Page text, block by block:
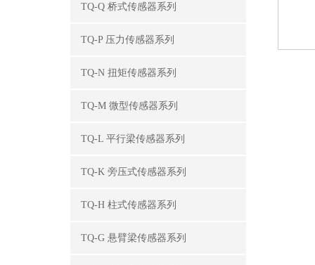
TQ-Q 桥式传感器系列
TQ-P 压力传感器系列
TQ-N 扭矩传感器系列
TQ-M 微型传感器系列
TQ-L 平行梁传感器系列
TQ-K 旁压式传感器系列
TQ-H 柱式传感器系列
TQ-G 悬臂梁传感器系列